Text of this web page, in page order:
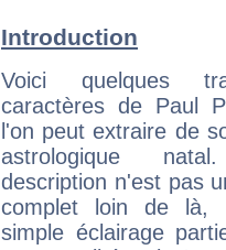
Introduction
Voici quelques
caractères de Paul
l'on peut extraire de
astrologique
description n'est pas
complet loin de là,
simple éclairage